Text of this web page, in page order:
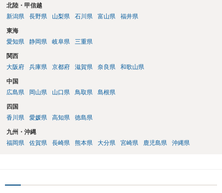
北陸・甲信越
新潟県
長野県 山梨県 石川県 富山県 福井県
東海
愛知県
静岡県 岐阜県 三重県
関西
大阪府
兵庫県 京都府 滋賀県 奈良県 和歌山県
中国
広島県
岡山県 山口県 鳥取県 島根県
四国
香川県
愛媛県 高知県 徳島県
九州・沖縄
福岡県
佐賀県 長崎県 熊本県 大分県 宮崎県 鹿児島県 沖縄県